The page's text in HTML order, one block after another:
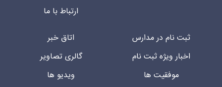
ارتباط با ما
ثبت نام در مدارس
اخبار ویژه ثبت نام
موفقیت ها
اتاق خبر
گالری تصاویر
ویدیو ها